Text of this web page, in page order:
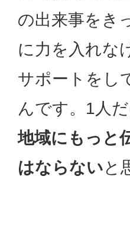
の出来事をき
に力を入れな
サポートをし
んです。1人
地域にもっと
はならないと